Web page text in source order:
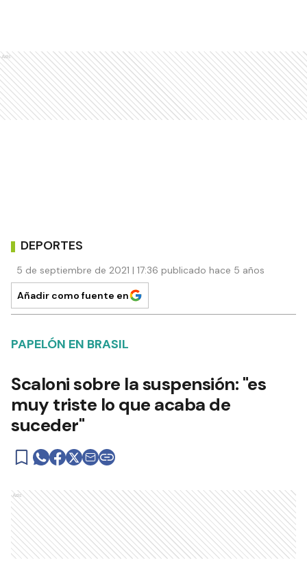
Ads
DEPORTES
5 de septiembre de 2021 | 17:36 publicado hace 5 años
Añadir como fuente en
PAPELÓN EN BRASIL
Scaloni sobre la suspensión: "es
muy triste lo que acaba de
suceder"
Ads